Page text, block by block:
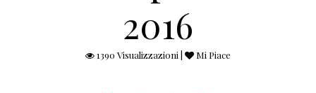
2016
1390 Visualizzazioni | Mi Piace